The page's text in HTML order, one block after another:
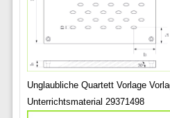
Unglaubliche Quartett Vorlage
Unterrichtsmaterial 29371498